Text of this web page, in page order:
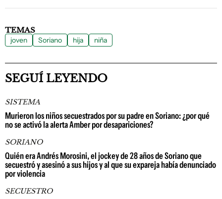
TEMAS
joven Soriano hija niña
SEGUÍ LEYENDO
SISTEMA
Murieron los niños secuestrados por su padre en Soriano: ¿por qué
no se activó la alerta Amber por desapariciones?
SORIANO
Quién era Andrés Morosini, el jockey de 28 años de Soriano que
secuestró y asesinó a sus hijos y al que su expareja había denunciado
por violencia
SECUESTRO